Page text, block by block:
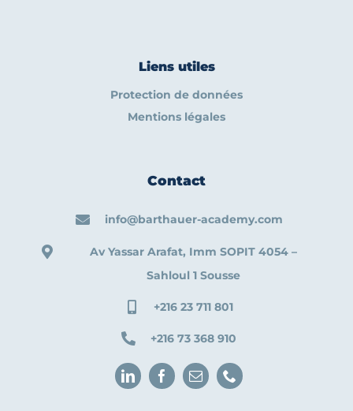
Liens utiles
Protection de données
Mentions légales
Contact
info@barthauer-academy.com
Av Yassar Arafat, Imm SOPIT 4054 –
Sahloul 1 Sousse
+216 23 711 801
+216 73 368 910